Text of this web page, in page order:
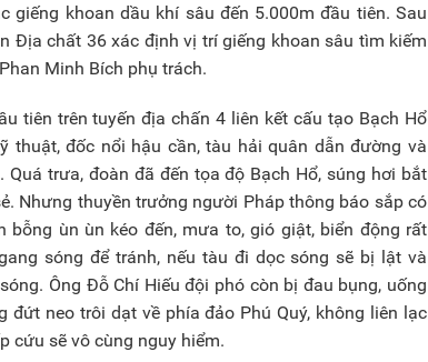
giếng khoan dầu khí sâu đến 5.000m đầu tiên. Sau
Địa chất 36 xác định vị trí giếng khoan sâu tìm kiếm
Minh Bích phụ trách.
tiên trên tuyến địa chấn 4 liên kết cấu tạo Bạch Hổ
thuật, đốc nổi hậu cần, tàu hải quân dẫn đường và
trưa, đoàn đã đến tọa độ Bạch Hổ, súng hơi bắt
Nhưng thuyền trưởng người Pháp thông báo sắp có
bỗng ùn ùn kéo đến, mưa to, gió giật, biển động rất
sóng để tránh, nếu tàu đi dọc sóng sẽ bị lật và
Ông Đỗ Chí Hiếu đội phó còn bị đau bụng, uống
đứt neo trôi dạt về phía đảo Phú Quý, không liên lạc
cứu sẽ vô cùng nguy hiểm.